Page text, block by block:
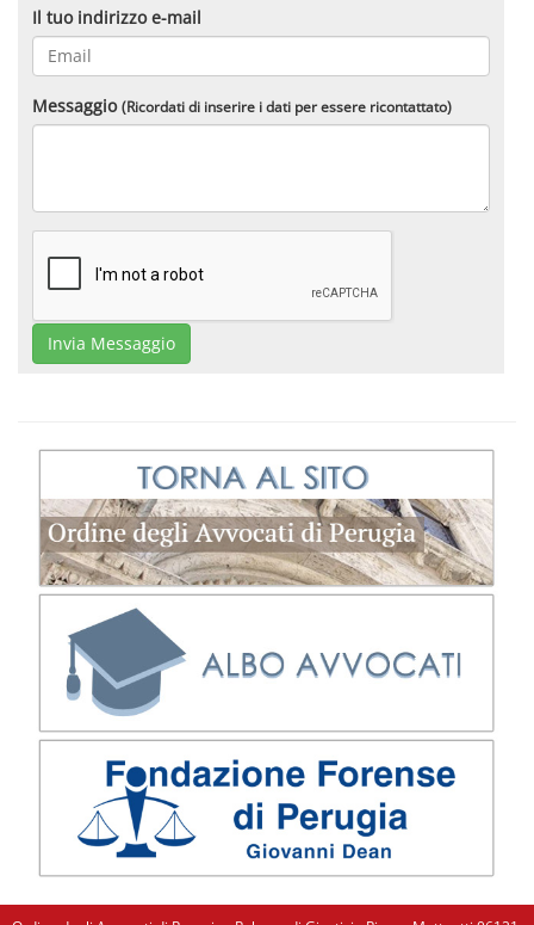
Il tuo indirizzo e-mail
Messaggio(Ricordati di inserire i dati per essere ricontattato)
Invia Messaggio